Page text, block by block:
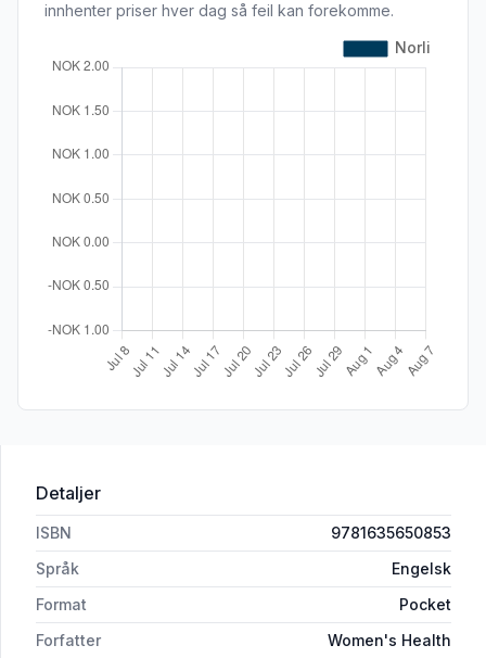
innhenter priser hver dag så feil kan forekomme.
Detaljer
ISBN
9781635650853
Språk
Engelsk
Format
Pocket
Forfatter
Women's Health